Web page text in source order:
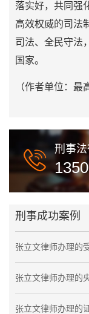
落实好，共同强
高效权威的司法
司法、全民守法
国家。
（作者单位：最
刑事
刑事成功案例
张立文律师办理的
张立文律师办理的